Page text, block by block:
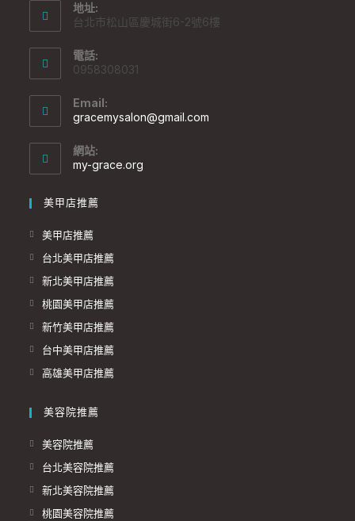
地址:
台北市松山區慶城街6-2號6樓
電話:
0958308031
Email:
gracemysalon@gmail.com
網站:
my-grace.org
美甲店推薦
美甲店推薦
台北美甲店推薦
新北美甲店推薦
桃園美甲店推薦
新竹美甲店推薦
台中美甲店推薦
高雄美甲店推薦
美容院推薦
美容院推薦
台北美容院推薦
新北美容院推薦
桃園美容院推薦